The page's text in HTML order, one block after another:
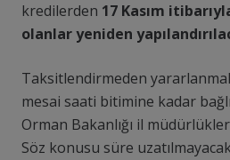
kredilerden 17 Kasım
olanlar yeniden
Taksitlendirmeden
mesai saati bitimine kadar
Orman Bakanlığı il
Söz konusu süre